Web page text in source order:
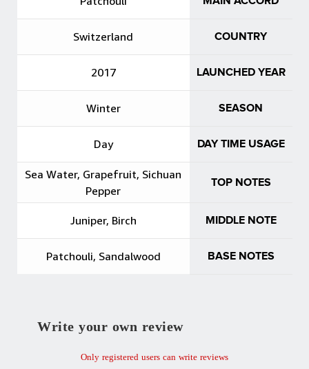
COUNTRY
Switzerland
LAUNCHED YEAR
2017
SEASON
Winter
DAY TIME USAGE
Day
TOP NOTES
Sea Water, Grapefruit, Sichuan
Pepper
MIDDLE NOTE
Juniper, Birch
BASE NOTES
Patchouli, Sandalwood
Write your own review
Only registered users can write reviews